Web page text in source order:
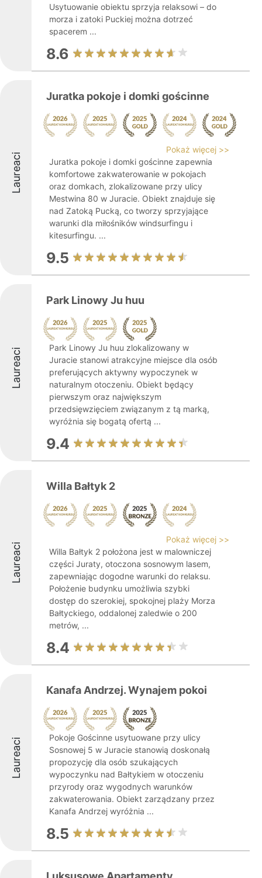
Usytuowanie obiektu sprzyja relaksowi – do
morza i zatoki Puckiej można dotrzeć
spacerem ...
8.6
Laureaci
Juratka pokoje i domki gościnne
Pokaż więcej >>
Juratka pokoje i domki gościnne zapewnia
komfortowe zakwaterowanie w pokojach
oraz domkach, zlokalizowane przy ulicy
Mestwina 80 w Juracie. Obiekt znajduje się
nad Zatoką Pucką, co tworzy sprzyjające
warunki dla miłośników windsurfingu i
kitesurfingu. ...
9.5
Laureaci
Park Linowy Ju huu
Park Linowy Ju huu zlokalizowany w
Juracie stanowi atrakcyjne miejsce dla osób
preferujących aktywny wypoczynek w
naturalnym otoczeniu. Obiekt będący
pierwszym oraz największym
przedsięwzięciem związanym z tą marką,
wyróżnia się bogatą ofertą ...
9.4
Laureaci
Willa Bałtyk 2
Pokaż więcej >>
Willa Bałtyk 2 położona jest w malowniczej
części Juraty, otoczona sosnowym lasem,
zapewniając dogodne warunki do relaksu.
Położenie budynku umożliwia szybki
dostęp do szerokiej, spokojnej plaży Morza
Bałtyckiego, oddalonej zaledwie o 200
metrów, ...
8.4
Laureaci
Kanafa Andrzej. Wynajem pokoi
Pokoje Gościnne usytuowane przy ulicy
Sosnowej 5 w Juracie stanowią doskonałą
propozycję dla osób szukających
wypoczynku nad Bałtykiem w otoczeniu
przyrody oraz wygodnych warunków
zakwaterowania. Obiekt zarządzany przez
Kanafa Andrzej wyróżnia ...
8.5